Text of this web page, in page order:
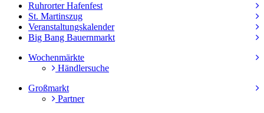
Ruhrorter Hafenfest
St. Martinszug
Veranstaltungskalender
Big Bang Bauernmarkt
Wochenmärkte
Händlersuche
Großmarkt
Partner